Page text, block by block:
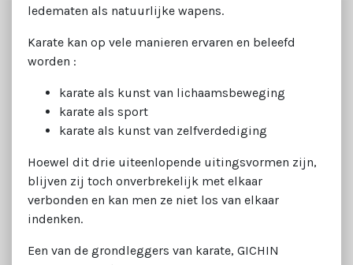
ledematen als natuurlijke wapens.
Karate kan op vele manieren ervaren en beleefd
worden :
karate als kunst van lichaamsbeweging
karate als sport
karate als kunst van zelfverdediging
Hoewel dit drie uiteenlopende uitingsvormen zijn,
blijven zij toch onverbrekelijk met elkaar
verbonden en kan men ze niet los van elkaar
indenken.
Een van de grondleggers van karate, GICHIN